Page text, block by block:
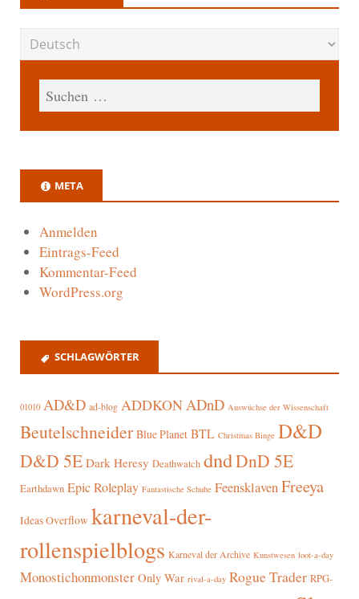
META
Anmelden
Eintrags-Feed
Kommentar-Feed
WordPress.org
SCHLAGWÖRTER
01010 AD&D ad-blog ADDKON ADnD Auswüchse der Wissenschaft
Beutelschneider Blue Planet BTL Christmas Binge D&D
D&D 5E Dark Heresy Deathwatch dndDnD 5E
Earthdawn Epic Roleplay Fantastische Schuhe FeensklavenFreeya
Ideas Overflow karneval-der-
rollenspielblogs Karneval der Archive Kunstwesen loot-a-day
Monostichonmonster Only War rival-a-day Rogue Trader RPG-